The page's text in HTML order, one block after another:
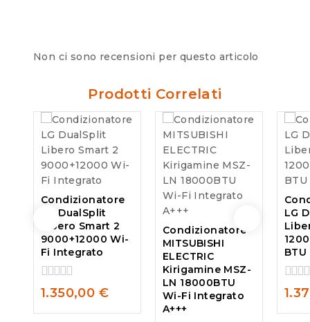
Non ci sono recensioni per questo articolo
Prodotti Correlati
Condizionatore
LG DualSplit
Libero Smart 2
9000+12000 Wi-
Fi Integrato
0
out
of
1.350,00 €
Condizionatore
MITSUBISHI
ELECTRIC
Kirigamine MSZ-
LN 18000BTU
Wi-Fi Integrato
A+++
LG
0
out
of